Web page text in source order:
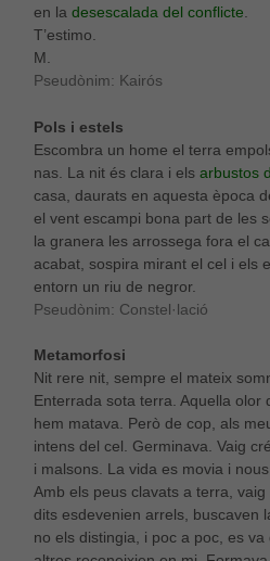
en la desescalada del conflicte
T’estimo.
M.
Pseudònim: Kairós
Pols i estels
Escombra un home el terra
nas. La nit és clara i els arbustos
casa, daurats en aquesta època
el vent escampi bona part de les
la granera les arrossega fora el
acabat, sospira mirant el cel i els
entorn un riu de negror.
Pseudònim: Constel·lació
Metamorfosi
Nit rere nit, sempre el mateix
Enterrada sota terra. Aquella olor
hem matava. Però de cop, als
intens del cel. Germinava. Vaig
i malsons. La vida es movia i
Amb els peus clavats a terra,
dits esdevenien arrels, buscaven
no els distingia, i poc a poc, es